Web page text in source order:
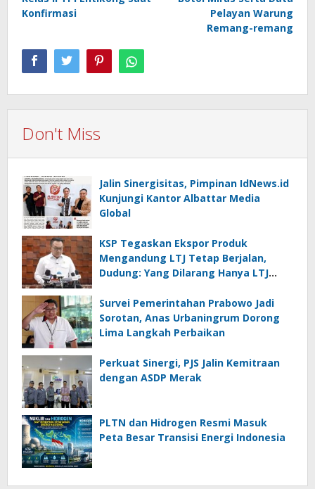
Konfirmasi
Pelayan Warung
Remang-remang
Don't Miss
Jalin Sinergisitas, Pimpinan IdNews.id
Kunjungi Kantor Albattar Media
Global
KSP Tegaskan Ekspor Produk
Mengandung LTJ Tetap Berjalan,
Dudung: Yang Dilarang Hanya LTJ
Survei Pemerintahan Prabowo Jadi
Sorotan, Anas Urbaningrum Dorong
Lima Langkah Perbaikan
Perkuat Sinergi, PJS Jalin Kemitraan
dengan ASDP Merak
PLTN dan Hidrogen Resmi Masuk
Peta Besar Transisi Energi Indonesia